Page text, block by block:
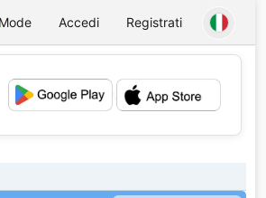
Mode Accedi Registrati
💕